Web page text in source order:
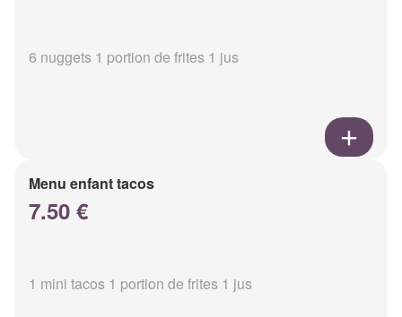
6 nuggets 1 portion de frites 1 jus
Menu enfant tacos
7.50 €
1 mini tacos 1 portion de frites 1 jus